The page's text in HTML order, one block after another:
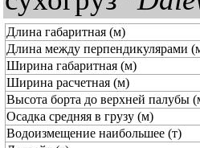
Длина габаритная (м)
Длина между перпендикулярами
Ширина габаритная (м)
Ширина расчетная (м)
Высота борта до верхней палубы
Осадка средняя в грузу (м)
Водоизмещение наибольшее (т)